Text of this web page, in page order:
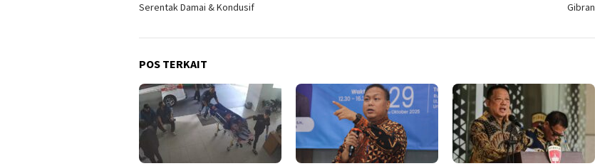
Serentak Damai & Kondusif
Gibran
POS TERKAIT